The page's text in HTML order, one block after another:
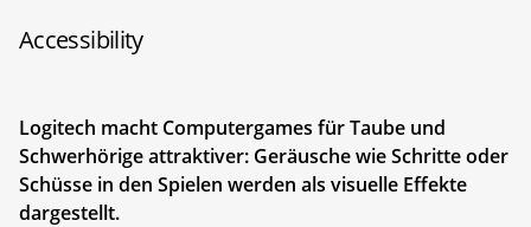
Accessibility
Logitech macht Computergames für Taube und
Schwerhörige attraktiver: Geräusche wie Schritte oder
Schüsse in den Spielen werden als visuelle Effekte
dargestellt.